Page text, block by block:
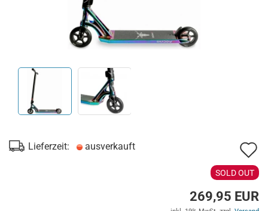
Lieferzeit: ausverkauft
SOLD OUT
269,95 EUR